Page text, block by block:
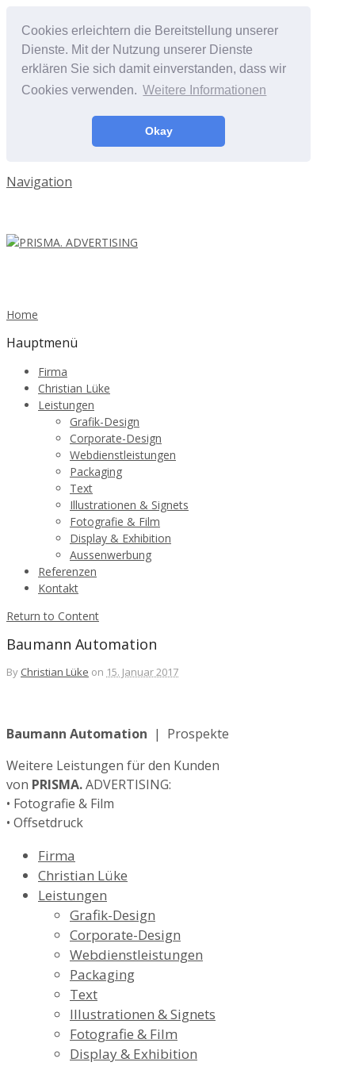
Cookies erleichtern die Bereitstellung unserer
Dienste. Mit der Nutzung unserer Dienste
erklären Sie sich damit einverstanden, dass wir
Cookies verwenden. Weitere Informationen
Okay
Navigation
Home
Hauptmenü
Firma
Christian Lüke
Leistungen
Grafik-Design
Corporate-Design
Webdienstleistungen
Packaging
Text
Illustrationen & Signets
Fotografie & Film
Display & Exhibition
Aussenwerbung
Referenzen
Kontakt
Return to Content
Baumann Automation
By Christian Lüke on 15. Januar 2017
Baumann Automation | Prospekte
Weitere Leistungen für den Kunden
von PRISMA.ADVERTISING:
• Fotografie & Film
• Offsetdruck
Firma
Christian Lüke
Leistungen
Grafik-Design
Corporate-Design
Webdienstleistungen
Packaging
Text
Illustrationen & Signets
Fotografie & Film
Display & Exhibition